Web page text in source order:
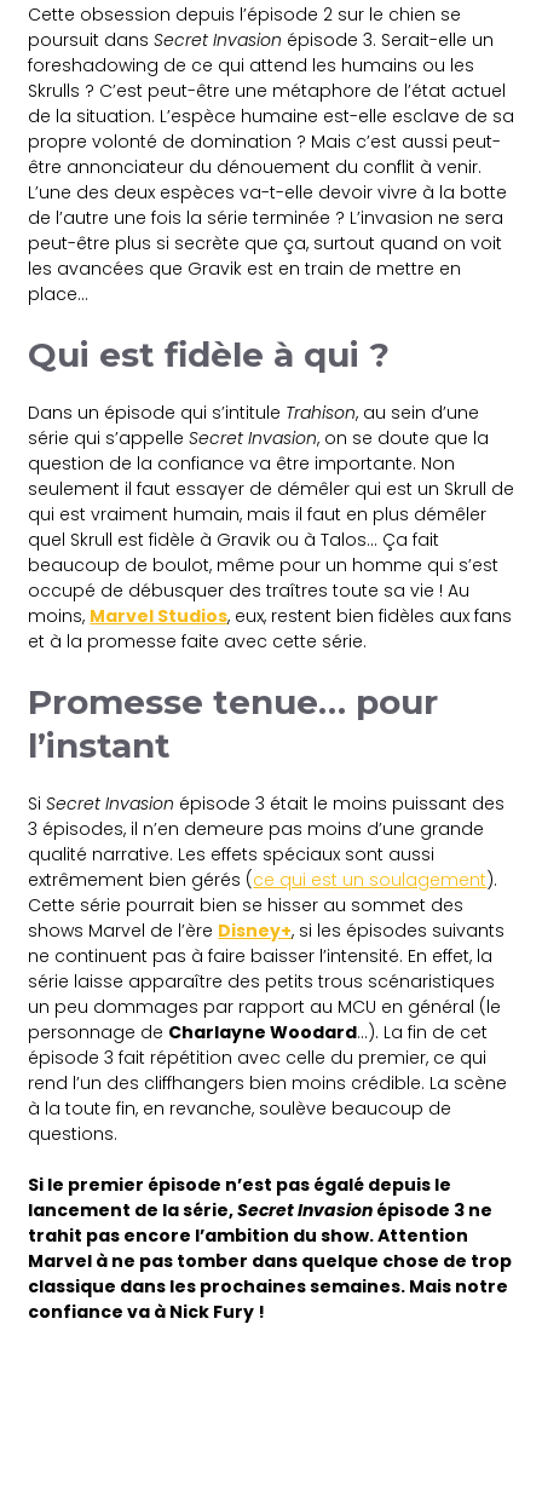
Cette obsession depuis l’épisode 2 sur le chien se
poursuit dansSecret Invasion épisode 3. Serait-elle un
foreshadowing de ce qui attend les humains ou les
Skrulls ? C’est peut-être une métaphore de l’état actuel
de la situation. L’espèce humaine est-elle esclave de sa
propre volonté de domination ? Mais c’est aussi peut-
être annonciateur du dénouement du conflit à venir.
L’une des deux espèces va-t-elle devoir vivre à la botte
de l’autre une fois la série terminée ? L’invasion ne sera
peut-être plus si secrète que ça, surtout quand on voit
les avancées que Gravik est en train de mettre en
place…
Qui est fidèle à qui ?
Dans un épisode qui s’intitule Trahison, au sein d’une
série qui s’appelleSecret Invasion, on se doute que la
question de la confiance va être importante. Non
seulement il faut essayer de démêler qui est un Skrull de
qui est vraiment humain, mais il faut en plus démêler
quel Skrull est fidèle à Gravik ou à Talos… Ça fait
beaucoup de boulot, même pour un homme qui s’est
occupé de débusquer des traîtres toute sa vie ! Au
moins, Marvel Studios, eux, restent bien fidèles aux fans
et à la promesse faite avec cette série.
Promesse tenue… pour
l’instant
SiSecret Invasion épisode 3 était le moins puissant des
3 épisodes, il n’en demeure pas moins d’une grande
qualité narrative. Les effets spéciaux sont aussi
extrêmement bien gérés (ce qui est un soulagement).
Cette série pourrait bien se hisser au sommet des
shows Marvel de l’ère Disney+, si les épisodes suivants
ne continuent pas à faire baisser l’intensité. En effet, la
série laisse apparaître des petits trous scénaristiques
un peu dommages par rapport au MCU en général (le
personnage de Charlayne Woodard…). La fin de cet
épisode 3 fait répétition avec celle du premier, ce qui
rend l’un des cliffhangers bien moins crédible. La scène
à la toute fin, en revanche, soulève beaucoup de
questions.
Si le premier épisode n’est pas égalé depuis le
lancement de la série,Secret Invasion épisode 3 ne
trahit pas encore l’ambition du show. Attention
Marvel à ne pas tomber dans quelque chose de trop
classique dans les prochaines semaines. Mais notre
confiance va à Nick Fury !